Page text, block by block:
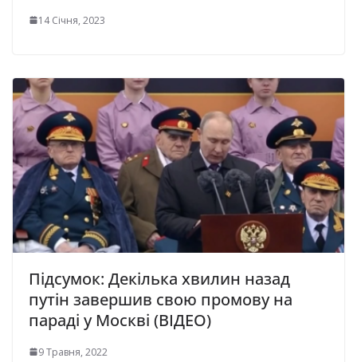
14 Січня, 2023
Підсумок: Декілька хвилин назад
путін завершив свою промову на
параді у Москві (ВІДЕО)
9 Травня, 2022